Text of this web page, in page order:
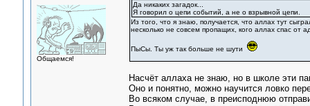
Общаемся!
Да никаких загадок...
Я говорил о цепи событий, а не о взрывной цепи.
Из того, что я знаю, получается, что аллах тут
несколько не совсем пропащих, кого аллах спас от
ПыСы. Ты уж так больше не шути
Насчёт аллаха не знаю, но в школе эти
Оно и понятно, можно научится ловко
Во всяком случае, в преисподнюю